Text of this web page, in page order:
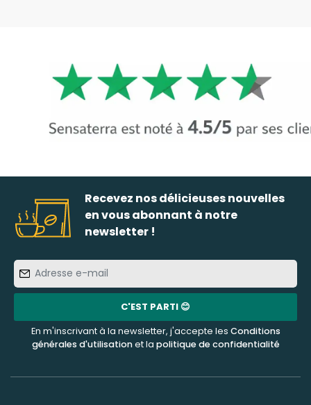
Recevez nos délicieuses nouvelles
en vous abonnant à notre
newsletter !
e-
mail
C'EST PARTI 😊
En m'inscrivant à la newsletter, j'accepte les Conditions
générales d'utilisationet la politique de confidentialité